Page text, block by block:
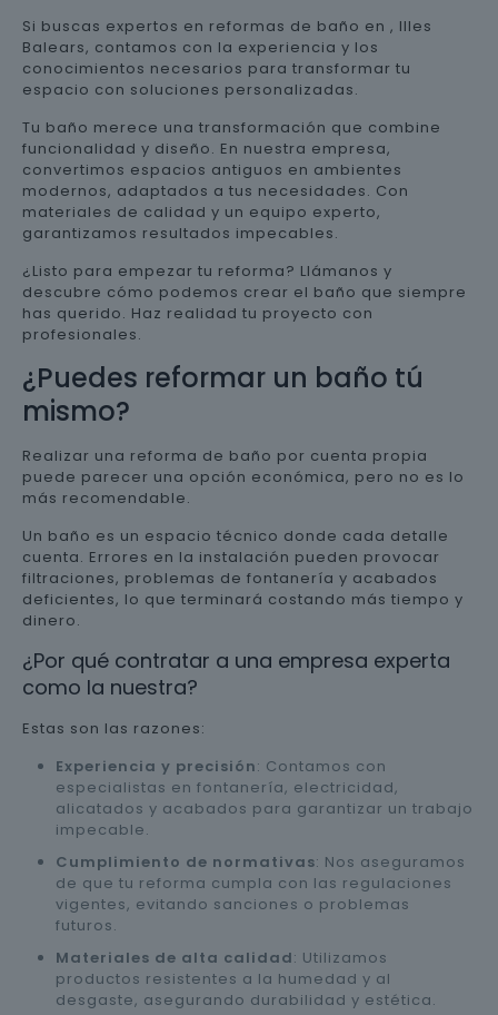
Si buscas expertos en reformas de baño en , Illes
Balears, contamos con la experiencia y los
conocimientos necesarios para transformar tu
espacio con soluciones personalizadas.
Tu baño merece una transformación que combine
funcionalidad y diseño. En nuestra empresa,
convertimos espacios antiguos en ambientes
modernos, adaptados a tus necesidades. Con
materiales de calidad y un equipo experto,
garantizamos resultados impecables.
¿Listo para empezar tu reforma? Llámanos y
descubre cómo podemos crear el baño que siempre
has querido. Haz realidad tu proyecto con
profesionales.
¿Puedes reformar un baño tú
mismo?
Realizar una reforma de baño por cuenta propia
puede parecer una opción económica, pero no es lo
más recomendable.
Un baño es un espacio técnico donde cada detalle
cuenta. Errores en la instalación pueden provocar
filtraciones, problemas de fontanería y acabados
deficientes, lo que terminará costando más tiempo y
dinero.
¿Por qué contratar a una empresa experta
como la nuestra?
Estas son las razones:
Experiencia y precisión: Contamos con
especialistas en fontanería, electricidad,
alicatados y acabados para garantizar un trabajo
impecable.
Cumplimiento de normativas: Nos aseguramos
de que tu reforma cumpla con las regulaciones
vigentes, evitando sanciones o problemas
futuros.
Materiales de alta calidad: Utilizamos
productos resistentes a la humedad y al
desgaste, asegurando durabilidad y estética.